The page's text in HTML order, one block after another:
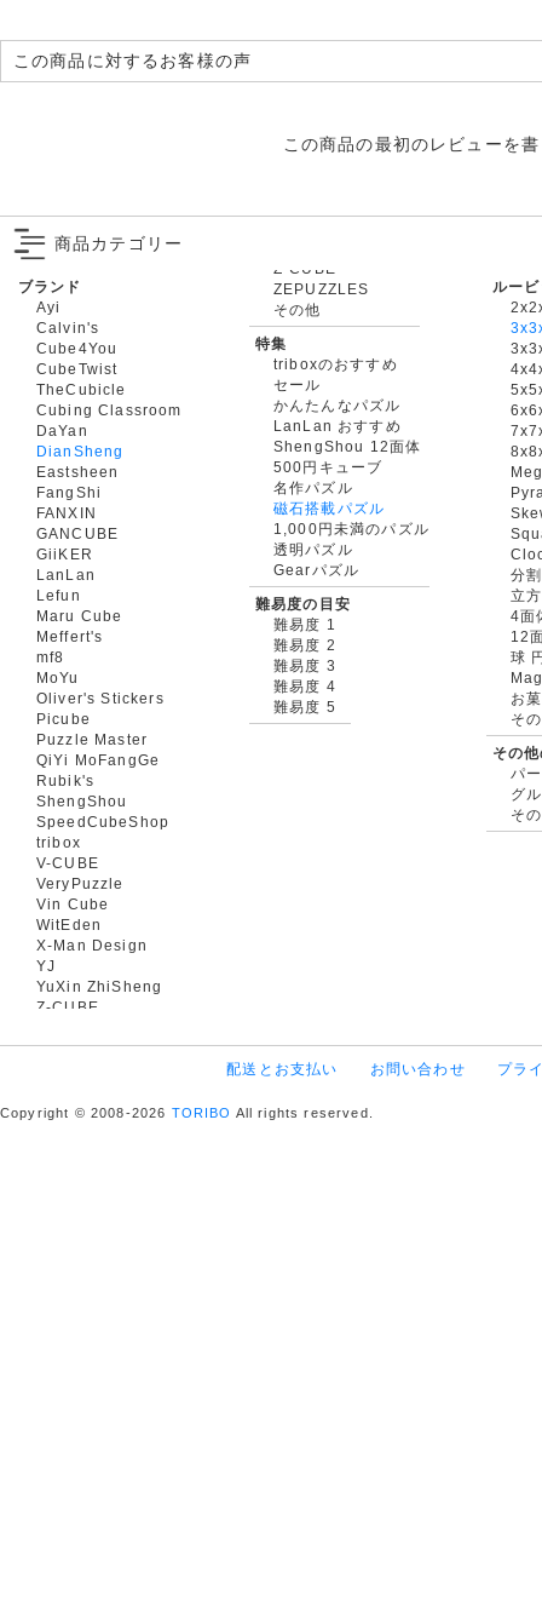
この商品に対するお客様の声
この商品の最初のレビューを
商品カテゴリー
ブランド
Ayi
Calvin's
Cube4You
CubeTwist
TheCubicle
Cubing Classroom
DaYan
DianSheng
Eastsheen
FangShi
FANXIN
GANCUBE
GiiKER
LanLan
Lefun
Maru Cube
Meffert's
mf8
MoYu
Oliver's Stickers
Picube
Puzzle Master
QiYi MoFangGe
Rubik's
ShengShou
SpeedCubeShop
tribox
V-CUBE
VeryPuzzle
Vin Cube
WitEden
X-Man Design
YJ
YuXin ZhiSheng
Z-CUBE
ZEPUZZLES
その他
特集
triboxのおすすめ
セール
かんたんなパズル
LanLan おすすめ
ShengShou 12面体
500円キューブ
名作パズル
磁石搭載パズル
1,000円未満のパズル
透明パズル
Gearパズル
難易度の目安
難易度 1
難易度 2
難易度 3
難易度 4
難易度 5
ルー
分
立
4面
12
球
お
そ
その
パ
グ
そ
配送とお支払い お問い合わせ プラ
Copyright © 2008-2026 TORIBO All rights reserved.